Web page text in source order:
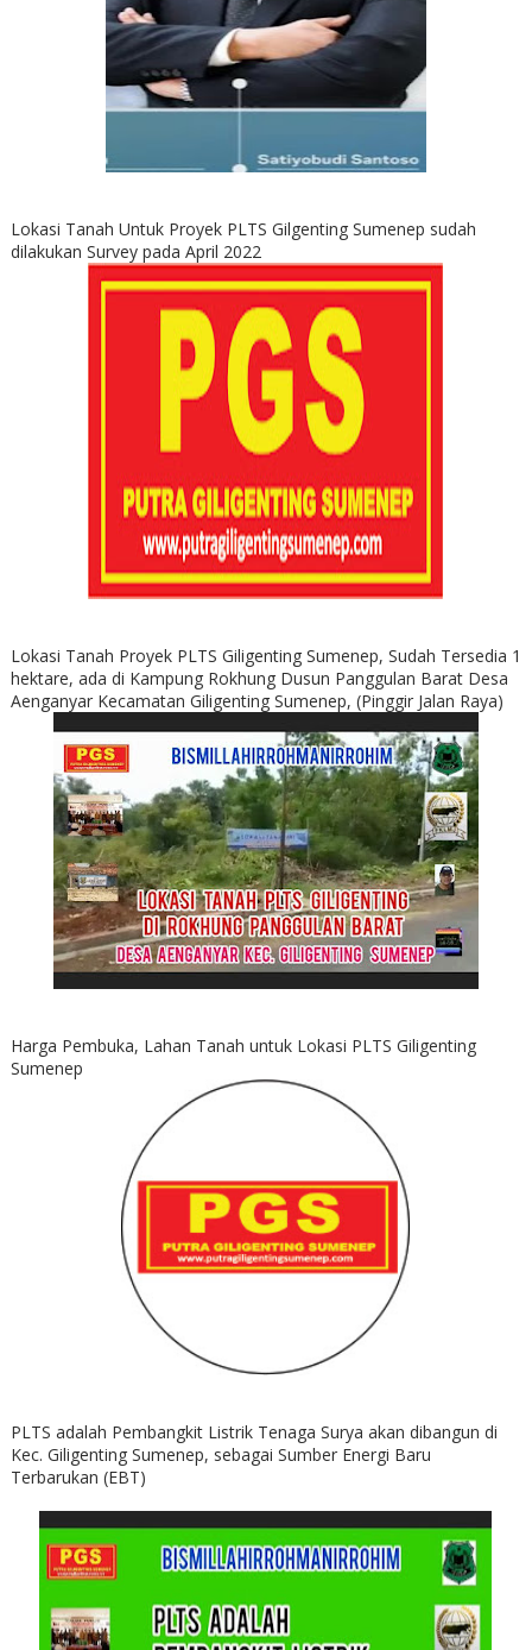
Lokasi Tanah Untuk Proyek PLTS Gilgenting Sumenep sudah
dilakukan Survey pada April 2022
Lokasi Tanah Proyek PLTS Giligenting Sumenep, Sudah Tersedia 1
hektare, ada di Kampung Rokhung Dusun Panggulan Barat Desa
Aenganyar Kecamatan Giligenting Sumenep, (Pinggir Jalan Raya)
Harga Pembuka, Lahan Tanah untuk Lokasi PLTS Giligenting
Sumenep
PLTS adalah Pembangkit Listrik Tenaga Surya akan dibangun di
Kec. Giligenting Sumenep, sebagai Sumber Energi Baru
Terbarukan (EBT)